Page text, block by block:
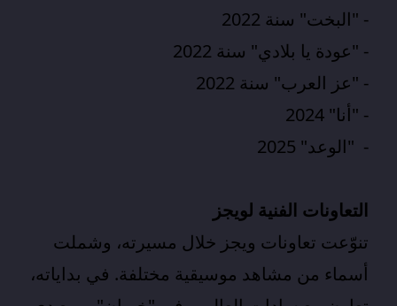
- "البخت" سنة 2022
- "عودة يا بلادي" سنة 2022
- "عز العرب" سنة 2022
- "أنا" 2024
- "الوعد" 2025
التعاونات الفنية لويجز
تنوّعت تعاونات ويجز خلال مسيرته، وشملت
أسماء من مشاهد موسيقية مختلفة. في بداياته،